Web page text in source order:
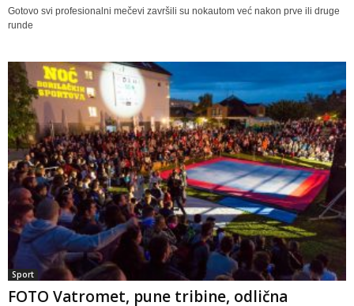
Gotovo svi profesionalni mečevi završili su nokautom već nakon prve ili druge
runde
Sport
FOTO Vatromet, pune tribine, odlična